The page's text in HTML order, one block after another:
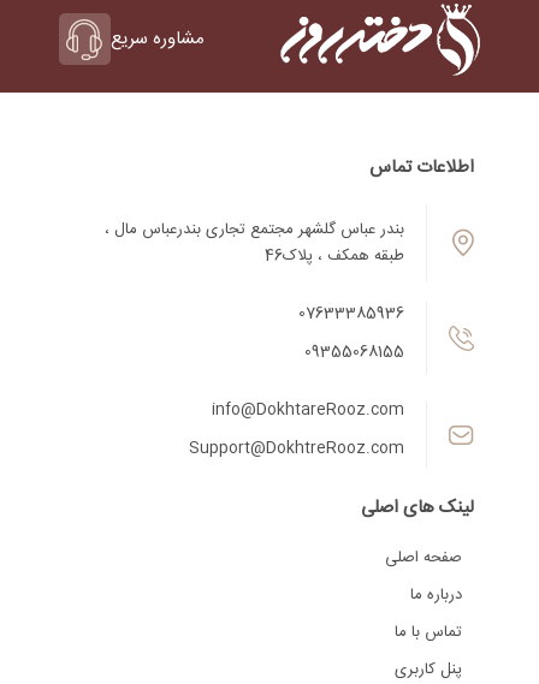
مشاوره سریع
اطلاعات تماس
بندر عباس گلشهر مجتمع تجاری بندرعباس مال ،
طبقه همکف ، پلاک46
07633385936
09355068155
info@DokhtareRooz.com
Support@DokhtreRooz.com
لینک های اصلی
صفحه اصلی
درباره ما
تماس با ما
پنل کاربری